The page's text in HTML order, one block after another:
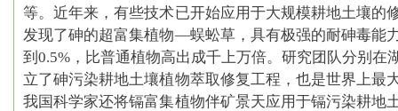
等。近年来，有些技术已开始应用于大规模耕地土壤的
发现了砷的超富集植物—蜈蚣草，具有极强的耐砷毒能
到0.5%，比普通植物高出成千上万倍。研究团队分别在
立了砷污染耕地土壤植物萃取修复工程，也是世界上最
我国科学家还将镉富集植物伴矿景天应用于镉污染耕地